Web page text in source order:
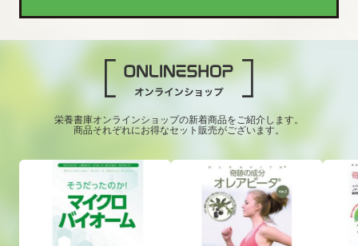
栄養書庫オンラインショップの新着商品をご紹介します。
商品それぞれにお得なセット販売がございます。